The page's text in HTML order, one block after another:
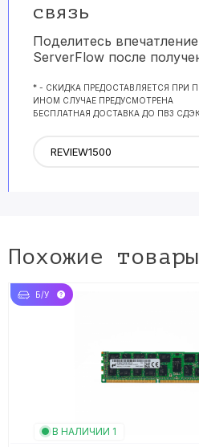
связь
Поделитесь
ServerFlow после
* - СКИДКА ПРЕДОСТАВЛЯЕТСЯ ПРИ
ИНОМ СЛУЧАЕ ПРЕДУСМОТРЕНА
БЕСПЛАТНАЯ ДОСТАВКА ДО ПВЗ
Похожие товары
Б/У
В НАЛИЧИИ 1